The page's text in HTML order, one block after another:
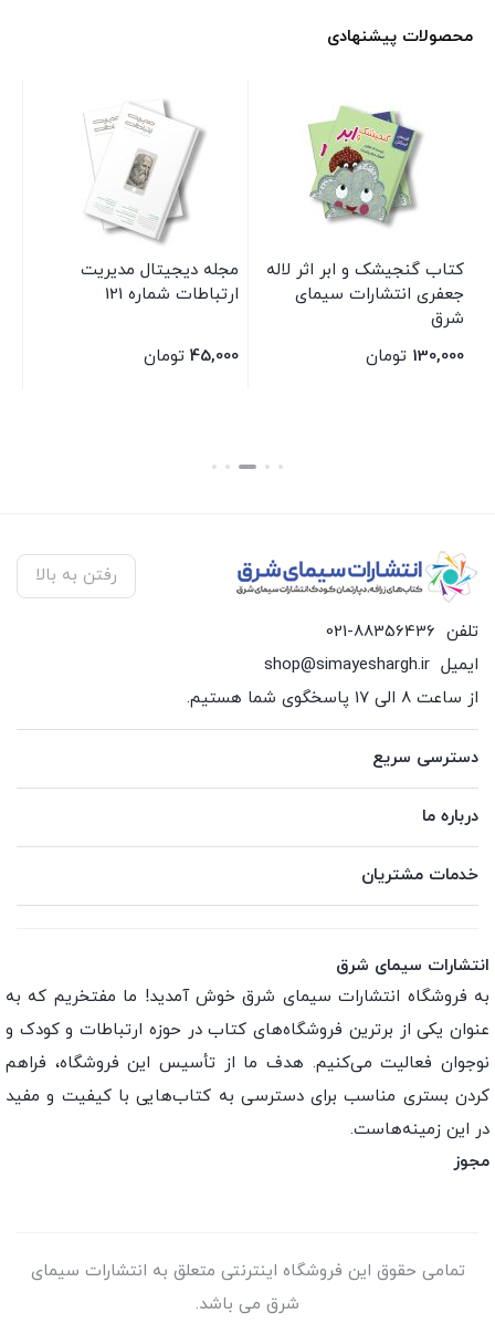
محصولات پیشنهادی
کتاب گنجیشک و ابر اثر لاله
جعفری انتشارات سیمای
شرق
130,000 تومان
مجله دیجیتال مدیریت
ارتباطات شماره 121
45,000 تومان
رفتن به بالا
تلفن 021-88356436
ایمیل shop@simayeshargh.ir
از ساعت 8 الی 17 پاسخگوی شما هستیم.
دسترسی سریع
درباره ما
خدمات مشتریان
انتشارات سیمای شرق
به فروشگاه انتشارات سیمای شرق خوش آمدید! ما مفتخریم که به
عنوان یکی از برترین فروشگاه‌های کتاب در حوزه ارتباطات و کودک و
نوجوان فعالیت می‌کنیم. هدف ما از تأسیس این فروشگاه، فراهم
کردن بستری مناسب برای دسترسی به کتاب‌هایی با کیفیت و مفید
در این زمینه‌هاست.
مجوز
تمامی حقوق این فروشگاه اینترنتی متعلق به انتشارات سیمای
شرق می باشد.